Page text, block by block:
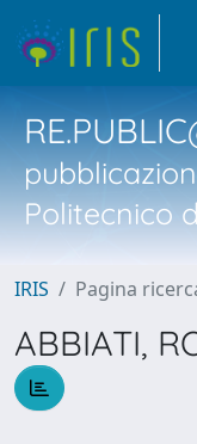
Politecnico
IRIS Pagina
ABBIATI,